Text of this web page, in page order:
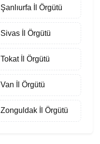
Şanlıurfa İl Örgütü
Sivas İl Örgütü
Tokat İl Örgütü
Van İl Örgütü
Zonguldak İl Örgütü